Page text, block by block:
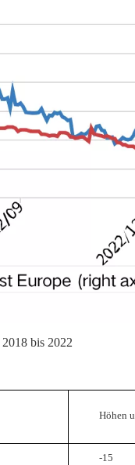
2018 bis 2022
Höhen
-15